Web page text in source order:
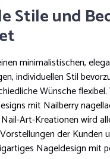
Stile und
minimalistischen,
individuellen Stil
Wünsche flexibel.
mit Nailberry
Art-Kreationen wird
der Kunden
Nageldesign mit